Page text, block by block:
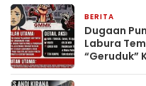
BERITA
Dugaan
Labura
“Geruduk”